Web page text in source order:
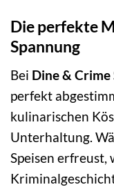
Die perfekte
Spannung
Bei Dine & Crime
perfekt
kulinarischen
Unterhaltung.
Speisen erfreust,